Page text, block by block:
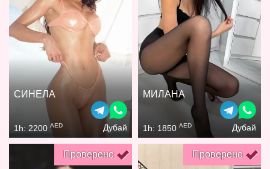
СИНЕЛА
1h: 2200 AED Дубай
МИЛАНА
1h: 1850 AED Дубай
Проверено Проверено